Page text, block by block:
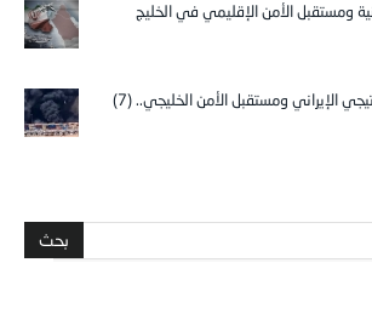
ومستقبل الأمن الإقليمي في الخليج
الإيراني ومستقبل الأمن الخليجي.. (7)